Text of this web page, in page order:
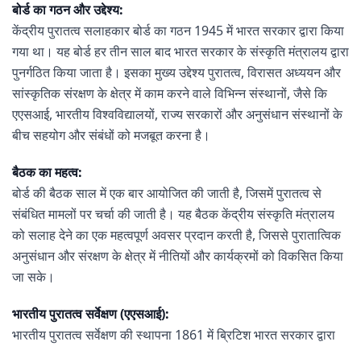
बोर्ड का गठन और उद्देश्य:
केंद्रीय पुरातत्व सलाहकार बोर्ड का गठन 1945 में भारत सरकार द्वारा किया
गया था। यह बोर्ड हर तीन साल बाद भारत सरकार के संस्कृति मंत्रालय द्वारा
पुनर्गठित किया जाता है। इसका मुख्य उद्देश्य पुरातत्व, विरासत अध्ययन और
सांस्कृतिक संरक्षण के क्षेत्र में काम करने वाले विभिन्न संस्थानों, जैसे कि
एएसआई, भारतीय विश्वविद्यालयों, राज्य सरकारों और अनुसंधान संस्थानों के
बीच सहयोग और संबंधों को मजबूत करना है।
बैठक का महत्व:
बोर्ड की बैठक साल में एक बार आयोजित की जाती है, जिसमें पुरातत्व से
संबंधित मामलों पर चर्चा की जाती है। यह बैठक केंद्रीय संस्कृति मंत्रालय
को सलाह देने का एक महत्वपूर्ण अवसर प्रदान करती है, जिससे पुरातात्विक
अनुसंधान और संरक्षण के क्षेत्र में नीतियों और कार्यक्रमों को विकसित किया
जा सके।
भारतीय पुरातत्व सर्वेक्षण (एएसआई):
भारतीय पुरातत्व सर्वेक्षण की स्थापना 1861 में ब्रिटिश भारत सरकार द्वारा